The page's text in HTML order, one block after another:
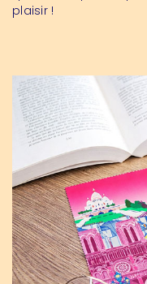
plaisir !